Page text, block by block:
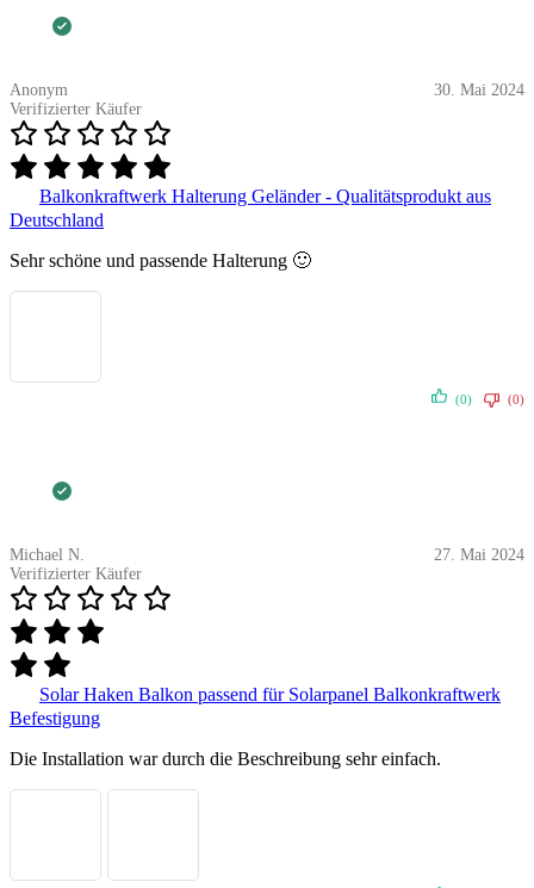
Anonym
Verifizierter Käufer
30. Mai 2024
Balkonkraftwerk Halterung Geländer - Qualitätsprodukt aus
Deutschland
Sehr schöne und passende Halterung 🙂
(0) (0)
Michael N.
Verifizierter Käufer
27. Mai 2024
Solar Haken Balkon passend für Solarpanel Balkonkraftwerk
Befestigung
Die Installation war durch die Beschreibung sehr einfach.